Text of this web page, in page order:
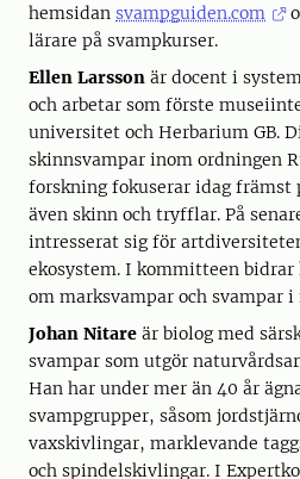
hemsidan svampguiden.com
lärare på svampkurser.
Ellen Larsson är docent i
och arbetar som förste
universitet och Herbarium GB.
skinnsvampar inom ordningen
forskning fokuserar idag främst
även skinn och tryfflar. På
intresserat sig för
ekosystem. I kommitteen
om marksvampar och svampar
Johan Nitare är biolog med
svampar som utgör
Han har under mer än 40 år
svampgrupper, såsom
vaxskivlingar, marklevande
och spindelskivlingar. I